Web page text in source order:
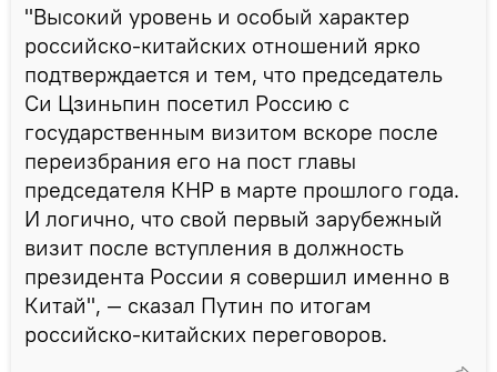
"Высокий уровень и особый характер
российско-китайских отношений ярко
подтверждается и тем, что председатель
Си Цзиньпин посетил Россию с
государственным визитом вскоре после
переизбрания его на пост главы
председателя КНР в марте прошлого года.
И логично, что свой первый зарубежный
визит после вступления в должность
президента России я совершил именно в
Китай", — сказал Путин по итогам
российско-китайских переговоров.